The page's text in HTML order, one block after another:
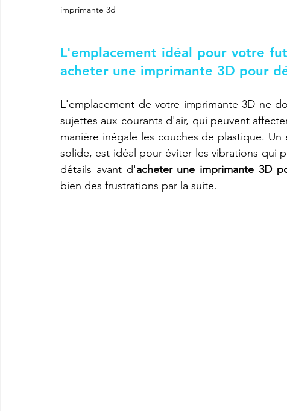
imprimante 3d
L'emplacement idéal pour votre
acheter une imprimante 3D pour
L'emplacement de votre imprimante 3D ne
sujettes aux courants d'air, qui peuvent
manière inégale les couches de plastique.
solide, est idéal pour éviter les vibrations qui
détails avant d'acheter une imprimante 3D
bien des frustrations par la suite.